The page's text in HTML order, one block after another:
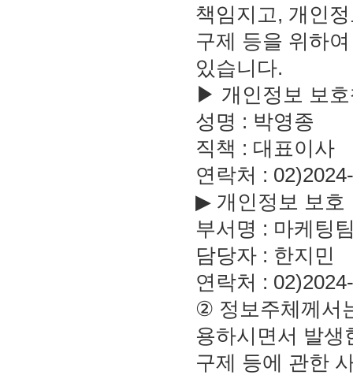
책임지고, 개인
구제 등을 위하
있습니다.
▶ 개인정보 보
성명 : 박영종
직책 : 대표이사
연락처 :
▶ 개인정보 보호
부서명 : 마케팅
담당자 : 한지민
연락처 :
② 정보주체께서
용하시면서 발생
구제 등에 관한